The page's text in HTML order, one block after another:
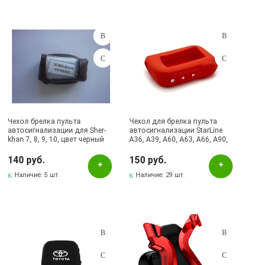
Чехол брелка пульта
автосигнализации для Sher-
khan 7, 8, 9, 10, цвет черный
140 руб.
Наличие:5 шт.
Чехол для брелка пульта
автосигнализации StarLine
A36, A39, A60, A63, A66, A90,
красный
150 руб.
Наличие: 29 шт.